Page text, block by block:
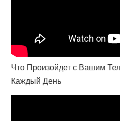
Что Произойдет с Вашим
Каждый День